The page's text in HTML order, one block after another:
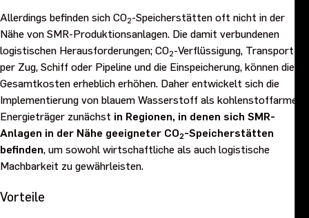
Allerdings befinden sich CO2-Speicherstätten oft nicht in der
Nähe von SMR-Produktionsanlagen. Die damit verbundenen
logistischen Herausforderungen; CO2-Verflüssigung, Transport
per Zug, Schiff oder Pipeline und die Einspeicherung, können die
Gesamtkosten erheblich erhöhen. Daher entwickelt sich die
Implementierung von blauem Wasserstoff als kohlenstoffarmer
Energieträger zunächst in Regionen, in denen sich SMR-
Anlagen in der Nähe geeigneter CO2-Speicherstätten
befinden, um sowohl wirtschaftliche als auch logistische
Machbarkeit zu gewährleisten.
Vorteile